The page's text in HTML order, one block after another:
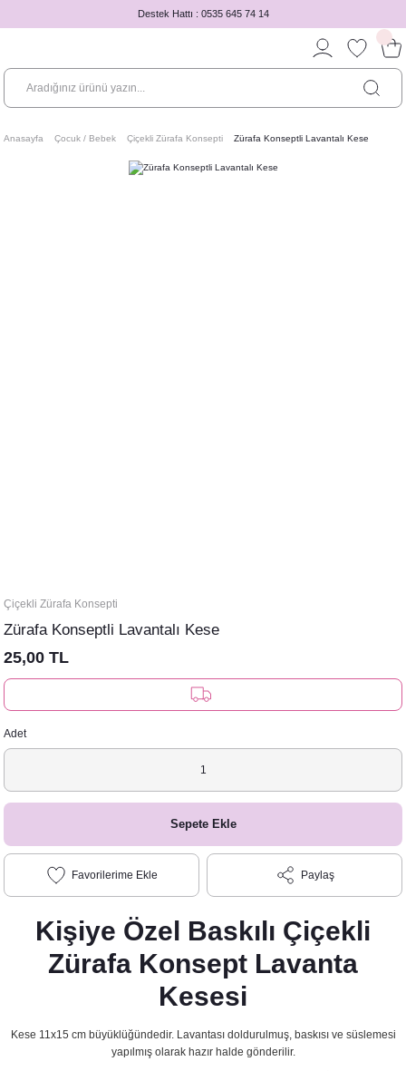
Destek Hattı : 0535 645 74 14
Anasayfa Çocuk / Bebek Çiçekli Zürafa Konsepti Zürafa Konseptli Lavantalı Kese
Çiçekli Zürafa Konsepti
Zürafa Konseptli Lavantalı Kese
25,00 TL
Adet
Sepete Ekle
Paylaş
Kişiye Özel Baskılı Çiçekli
Zürafa Konsept Lavanta
Kesesi
Kese 11x15 cm büyüklüğündedir. Lavantası doldurulmuş, baskısı ve süslemesi
yapılmış olarak hazır halde gönderilir.